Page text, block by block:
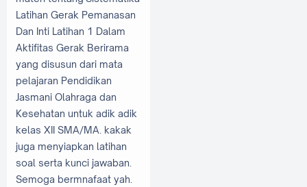
Latihan Gerak Pemanasan
Dan Inti Latihan 1 Dalam
Aktifitas Gerak Berirama
yang disusun dari mata
pelajaran Pendidikan
Jasmani Olahraga dan
Kesehatan untuk adik adik
kelas XII SMA/MA. kakak
juga menyiapkan latihan
soal serta kunci jawaban.
Semoga bermnafaat yah.